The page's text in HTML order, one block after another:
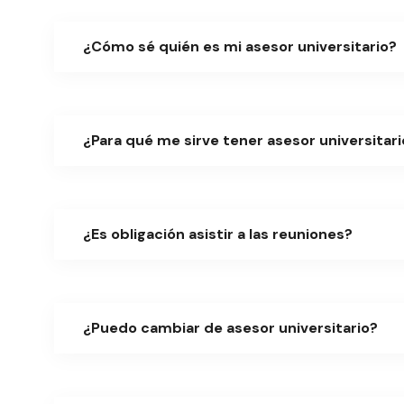
¿Cómo sé quién es mi asesor universitario?
¿Para qué me sirve tener asesor
¿Es obligación asistir a las reuniones?
¿Puedo cambiar de asesor universitario?